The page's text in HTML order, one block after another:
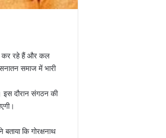
कर रहे हैं और कल
समाज में भारी
इस दौरान संगठन की
कि गोरक्षनाथ